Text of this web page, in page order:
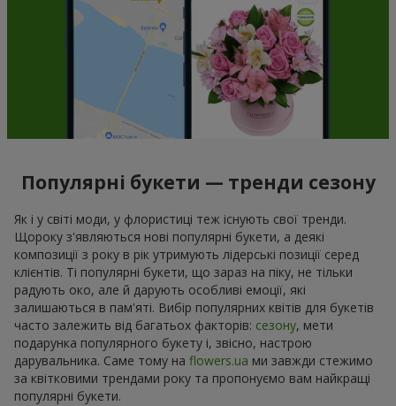
Популярні букети — тренди сезону
Як і у світі моди, у флористиці теж існують свої тренди.
Щороку з'являються нові популярні букети, а деякі
композиції з року в рік утримують лідерські позиції серед
клієнтів. Ті популярні букети, що зараз на піку, не тільки
радують око, але й дарують особливі емоції, які
залишаються в пам'яті. Вибір популярних квітів для букетів
часто залежить від багатьох факторів: сезону, мети
подарунка популярного букету і, звісно, настрою
дарувальника. Саме тому на flowers.ua ми завжди стежимо
за квітковими трендами року та пропонуємо вам найкращі
популярні букети.